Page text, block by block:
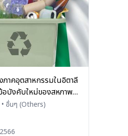
ภาคอุตสาหกรรมในอิตาลี
อบังคับใหม่ของสหภาพ
รจุภัณฑ์ (PPWR)
• อื่นๆ (Others)